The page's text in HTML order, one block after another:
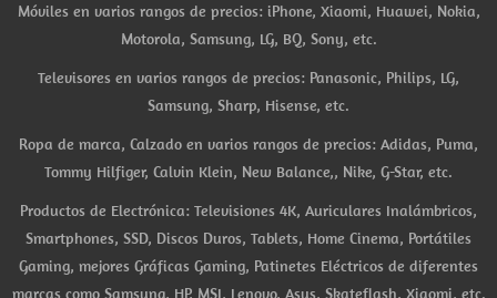
Móviles en varios rangos de precios: iPhone, Xiaomi, Huawei, Nokia,
Motorola, Samsung, LG, BQ, Sony, etc.
Televisores en varios rangos de precios: Panasonic, Philips, LG,
Samsung, Sharp, Hisense, etc.
Ropa de marca, Calzado en varios rangos de precios: Adidas, Puma,
Tommy Hilfiger, Calvin Klein, New Balance,, Nike, G-Star, etc.
Productos de Electrónica: Televisiones 4K, Auriculares Inalámbricos,
Smartphones, SSD, Discos Duros, Tablets, Home Cinema, Portátiles
Gaming, mejores Gráficas Gaming, Patinetes Eléctricos de diferentes
marcas como Samsung, HP, MSI, Lenovo, Asus, Skateflash, Xiaomi, etc.